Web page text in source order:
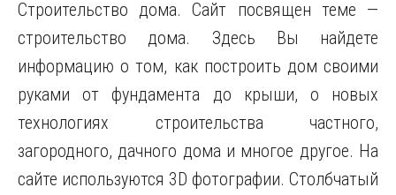
Строительство дома. Сайт посвящен теме —
строительство дома. Здесь Вы найдете
информацию о том, как построить дом своими
руками от фундамента до крыши, о новых
технологиях строительства частного,
загородного, дачного дома и многое другое. На
сайте используются 3D фотографии. Столбчатый